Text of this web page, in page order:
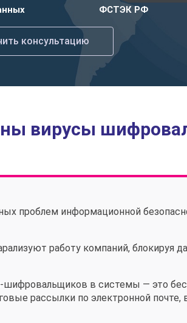
ФСТЭК РФ
консультацию
вирусы
проблем информационной
работу компаний, блокируя
в системы — это
рассылки по электронной